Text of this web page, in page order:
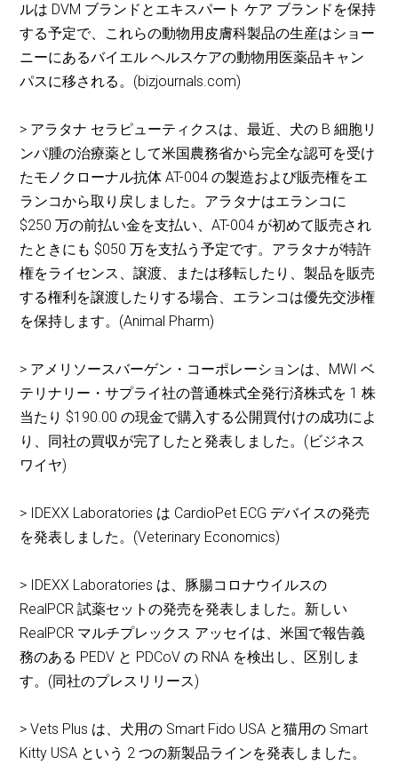
ルは DVM ブランドとエキスパート ケア ブランドを保持
する予定で、これらの動物用皮膚科製品の生産はショー
ニーにあるバイエル ヘルスケアの動物用医薬品キャン
パスに移される。(bizjournals.com)
> アラタナ セラピューティクスは、最近、犬の B 細胞リ
ンパ腫の治療薬として米国農務省から完全な認可を受け
たモノクローナル抗体 AT-004 の製造および販売権をエ
ランコから取り戻しました。アラタナはエランコに
$250 万の前払い金を支払い、AT-004 が初めて販売され
たときにも $050 万を支払う予定です。アラタナが特許
権をライセンス、譲渡、または移転したり、製品を販売
する権利を譲渡したりする場合、エランコは優先交渉権
を保持します。(Animal Pharm)
> アメリソースバーゲン・コーポレーションは、MWI ベ
テリナリー・サプライ社の普通株式全発行済株式を 1 株
当たり $190.00 の現金で購入する公開買付けの成功によ
り、同社の買収が完了したと発表しました。(ビジネス
ワイヤ)
> IDEXX Laboratories は CardioPet ECG デバイスの発売
を発表しました。(Veterinary Economics)
> IDEXX Laboratories は、豚腸コロナウイルスの
RealPCR 試薬セットの発売を発表しました。新しい
RealPCR マルチプレックス アッセイは、米国で報告義
務のある PEDV と PDCoV の RNA を検出し、区別しま
す。(同社のプレスリリース)
> Vets Plus は、犬用の Smart Fido USA と猫用の Smart
Kitty USA という 2 つの新製品ラインを発表しました。